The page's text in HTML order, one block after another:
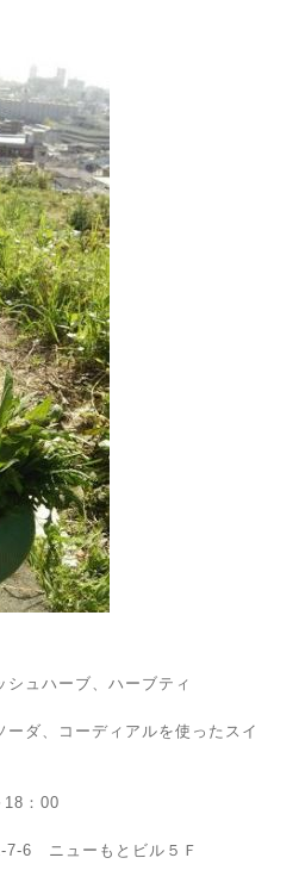
シュハーブ、ハーブティ
ダ、コーディアルを使ったスイ
：00
7-6 ニューもとビル５Ｆ